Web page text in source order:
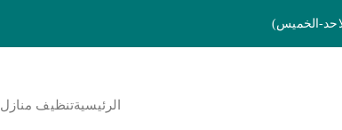
الرئيسيةتنظيف منازل